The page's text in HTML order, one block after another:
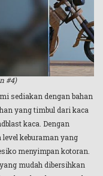
#4)
sediakan dengan bahan
yang timbul dari kaca
kaca. Dengan
keburaman yang
menyimpan kotoran.
mudah dibersihkan